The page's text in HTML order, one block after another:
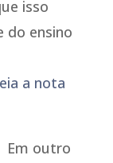
isso
do ensino
a nota
Em outro